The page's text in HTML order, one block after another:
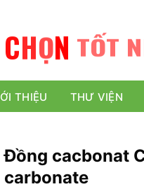
CHỌN TỐT
THIỆU THƯ VIỆN
Đồng cacbonat
carbonate